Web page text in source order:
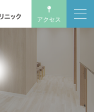
アクセス